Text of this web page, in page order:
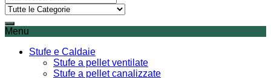
Menu
Stufe e Caldaie
Stufe a pellet ventilate
Stufe a pellet canalizzate